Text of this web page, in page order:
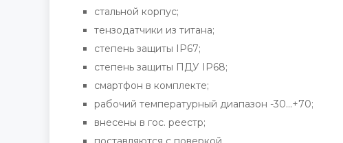
стальной корпус;
тензодатчики из титана;
степень защиты IP67;
степень защиты ПДУ IP68;
смартфон в комплекте;
рабочий температурный диапазон -30...+70;
внесены в гос. реестр;